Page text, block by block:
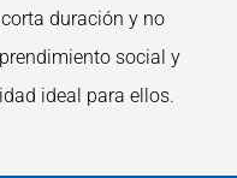
duración y no
social y
ideal para ellos.